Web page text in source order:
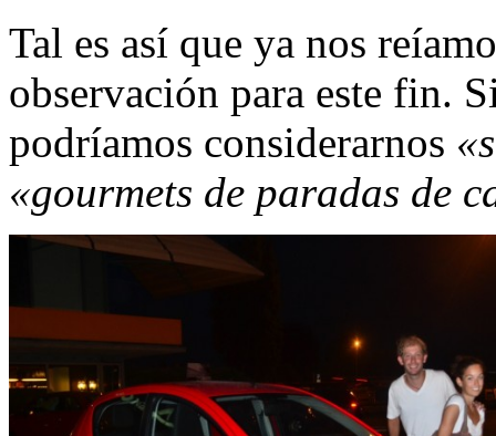
Tal es así que ya nos
observación para este fin.
podríamos considerarnos
«gourmets de paradas de